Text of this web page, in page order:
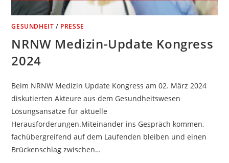
GESUNDHEIT / PRESSE
NRNW Medizin-Update Kongress
2024
Beim NRNW Medizin Update Kongress am 02. März 2024
diskutierten Akteure aus dem Gesundheitswesen
Lösungsansätze für aktuelle
Herausforderungen.Miteinander ins Gespräch kommen,
fachübergreifend auf dem Laufenden bleiben und einen
Brückenschlag zwischen…